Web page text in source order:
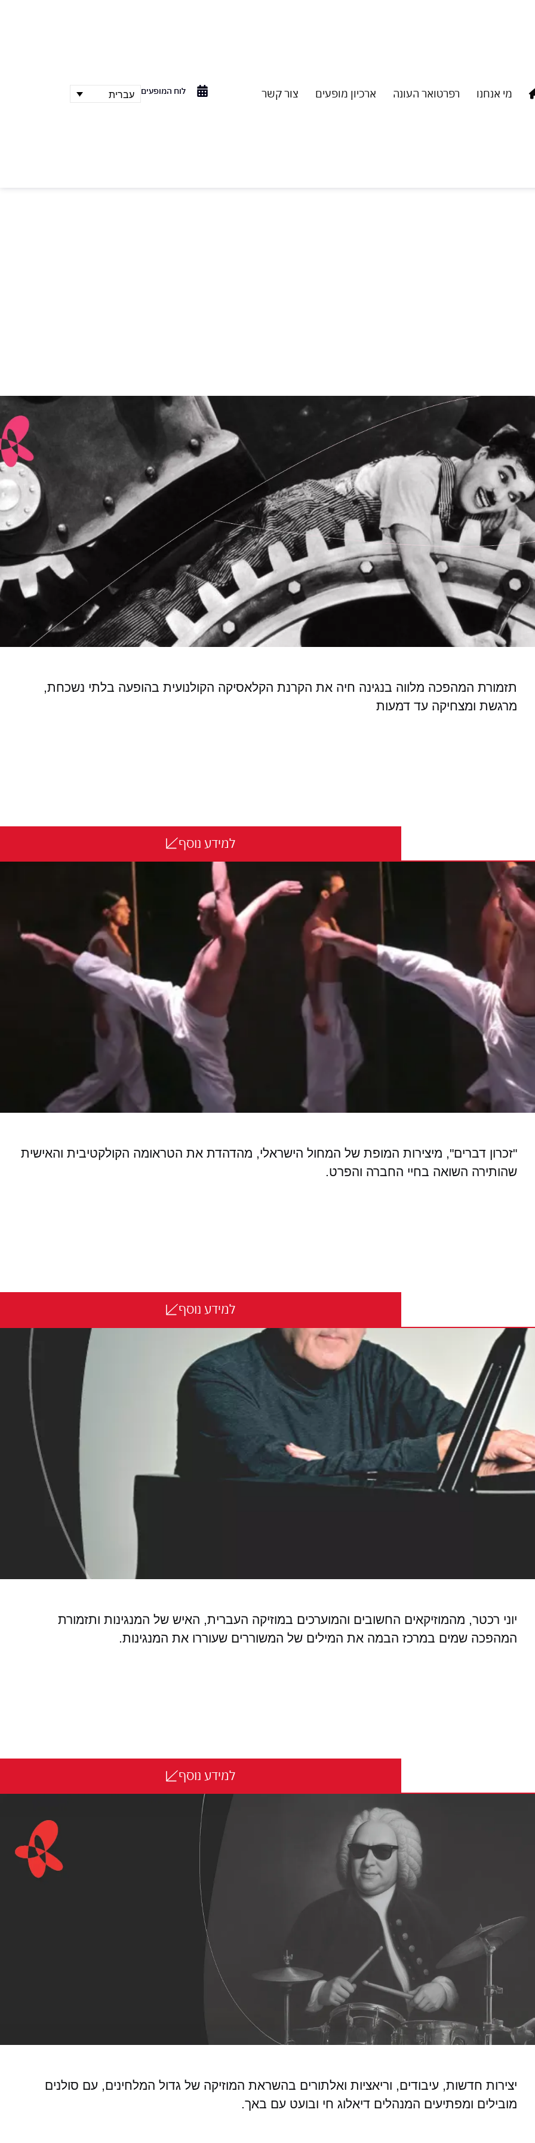
מי אנחנו רפרטואר העונה ארכיון מופעים צור קשר לוח המופעים עברית
תזמורת המהפכה מלווה בנגינה חיה את הקרנת הקלאסיקה הקולנועית בהופעה בלתי נשכחת,
מרגשת ומצחיקה עד דמעות
למידע נוסף
"זכרון דברים", מיצירות המופת של המחול הישראלי, מהדהדת את הטראומה הקולקטיבית והאישית
שהותירה השואה בחיי החברה והפרט.
למידע נוסף
יוני רכטר, מהמוזיקאים החשובים והמוערכים במוזיקה העברית, האיש של המנגינות ותזמורת
המהפכה שמים במרכז הבמה את המילים של המשוררים שעוררו את המנגינות.
למידע נוסף
יצירות חדשות, עיבודים, וריאציות ואלתורים בהשראת המוזיקה של גדול המלחינים, עם סולנים
מובילים ומפתיעים המנהלים דיאלוג חי ובועט עם באך.